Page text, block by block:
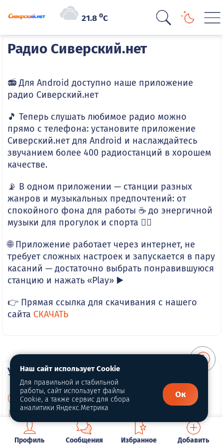
21.8oC
Радио Сиверский.нет
📻 Для Android доступно наше приложение
радио Сиверский.нет
🎵 Теперь слушать любимое радио можно
прямо с телефона: установите приложение
Сиверский.нет для Android и наслаждайтесь
звучанием более 400 радиостанций в хорошем
качестве.
📡 В одном приложении — станции разных
жанров и музыкальных предпочтений: от
спокойного фона для работы ☕ до энергичной
музыки для прогулок и спорта 🏃‍♂️
🌐 Приложение работает через интернет, не
требует сложных настроек и запускается в пару
касаний — достаточно выбрать понравившуюся
станцию и нажать «Play» ▶️
👉 Прямая ссылка для скачивания с нашего
сайта СКАЧАТЬ
Условия пользования
Информация о Cookie
Публичная оферта
Профиль Сообщения Избранное Добавить
Наш сайт использует Cookie
Для правильной и стабильной
работы, сайт использует файлы
Cookie, а также сервис для сбора
аналитики Яндекс.Метрика
Ок